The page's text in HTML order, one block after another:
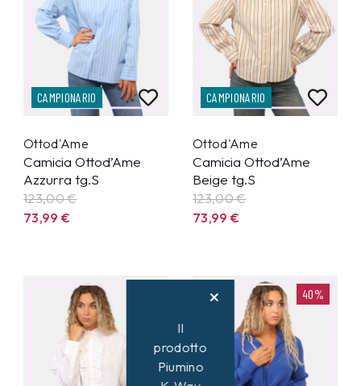
CAMPIONARIO
Ottod'Ame
Camicia Ottod’Ame
Azzurra tg.S
123,00 €
73,99€
CAMPIONARIO
Ottod'Ame
Camicia Ottod’Ame
Beige tg.S
123,00 €
73,99€
40%
Il
prodotto
Piumino